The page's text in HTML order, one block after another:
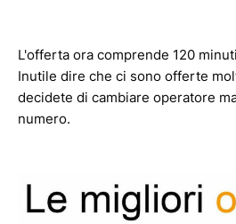
L'offerta ora comprende 120
Inutile dire che ci sono offerte
decidete di cambiare operatore
numero.